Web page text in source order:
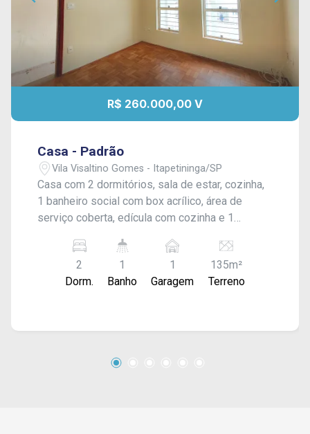
R$ 260.000,00 V
Casa - Padrão
Vila Visaltino Gomes - Itapetininga/SP
Casa com 2 dormitórios, sala de estar, cozinha,
1 banheiro social com box acrílico, área de
serviço coberta, edícula com cozinha e 1
Acabamento: laje e piso frio.
2
Dorm.
1
Banho
1
Garagem
135m²
Terreno